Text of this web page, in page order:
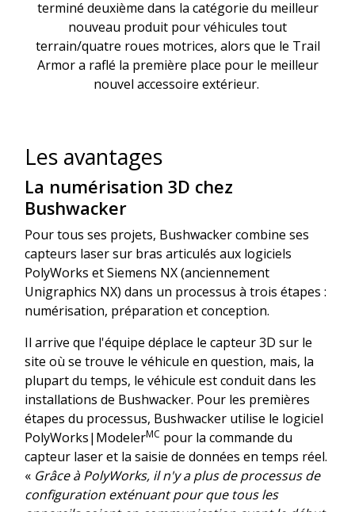
terminé deuxième dans la catégorie du meilleur
nouveau produit pour véhicules tout
terrain/quatre roues motrices, alors que le Trail
Armor a raflé la première place pour le meilleur
nouvel accessoire extérieur.
Les avantages
La numérisation 3D chez
Bushwacker
Pour tous ses projets, Bushwacker combine ses
capteurs laser sur bras articulés aux logiciels
PolyWorks et Siemens NX (anciennement
Unigraphics NX) dans un processus à trois étapes :
numérisation, préparation et conception.
Il arrive que l'équipe déplace le capteur 3D sur le
site où se trouve le véhicule en question, mais, la
plupart du temps, le véhicule est conduit dans les
installations de Bushwacker. Pour les premières
étapes du processus, Bushwacker utilise le logiciel
PolyWorks|ModelerMC pour la commande du
capteur laser et la saisie de données en temps réel.
« Grâce à PolyWorks, il n'y a plus de processus de
configuration exténuant pour que tous les